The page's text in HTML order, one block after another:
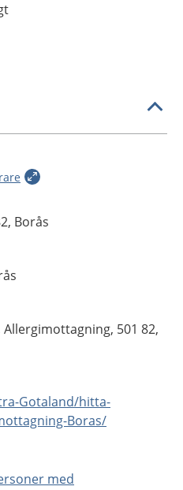
Borås
501 82,
Gotaland/hitta-
Boras/
med